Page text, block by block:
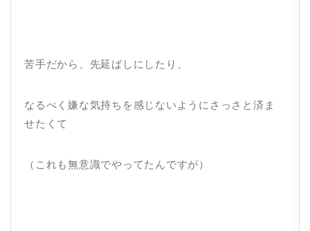
苦手だから、先延ばしにしたり、
なるべく嫌な気持ちを感じないようにさっさと済ま
せたくて
（これも無意識でやってたんですが）